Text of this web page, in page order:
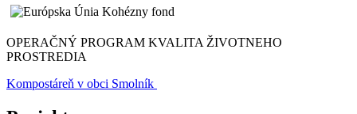
OPERAČNÝ PROGRAM KVALITA ŽIVOTNEHO
PROSTREDIA
Kompostáreň v obci Smolník